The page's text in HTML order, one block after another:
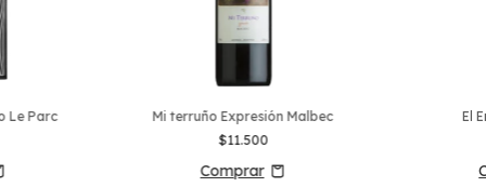
Le Parc
Mi terruño Expresión Malbec
$11.500
El